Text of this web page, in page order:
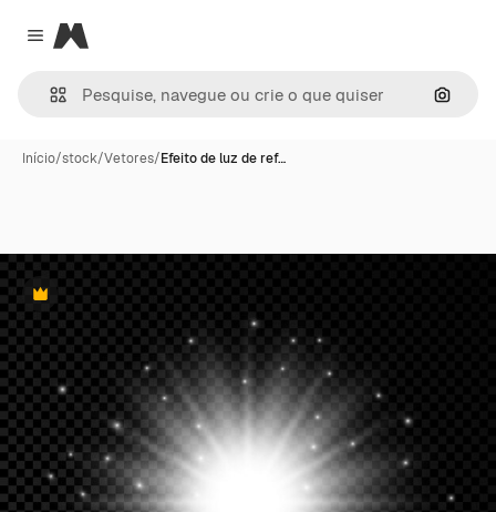
Close menu
Magnific
Início/stock/Vetores/Efeito de luz de ref…
Premium